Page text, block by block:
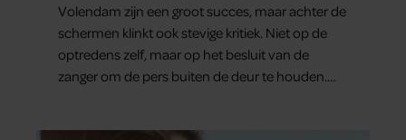
Volendam zijn een groot succes, maar achter de
schermen klinkt ook stevige kritiek. Niet op de
optredens zelf, maar op het besluit van de
zanger om de pers buiten de deur te houden.